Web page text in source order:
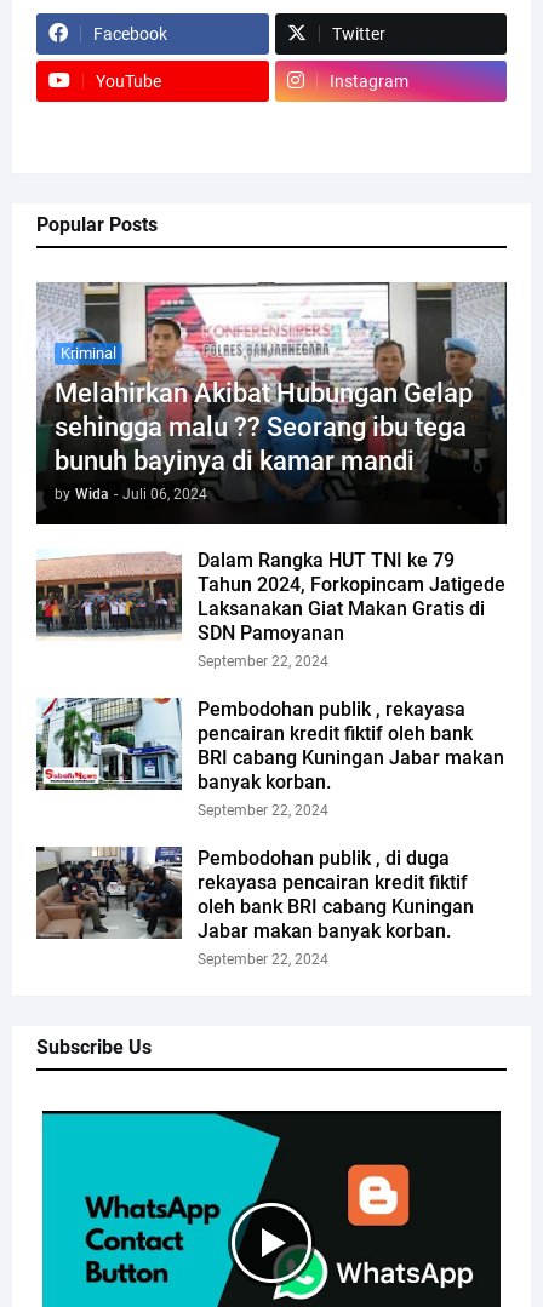
Facebook Twitter
YouTube Instagram
Popular Posts
Kriminal
Melahirkan Akibat Hubungan Gelap
sehingga malu ?? Seorang ibu tega
bunuh bayinya di kamar mandi
by Wida - Juli 06, 2024
Dalam Rangka HUT TNI ke 79
Tahun 2024, Forkopincam Jatigede
Laksanakan Giat Makan Gratis di
SDN Pamoyanan
September 22, 2024
Pembodohan publik , rekayasa
pencairan kredit fiktif oleh bank
BRI cabang Kuningan Jabar makan
banyak korban.
September 22, 2024
Pembodohan publik , di duga
rekayasa pencairan kredit fiktif
oleh bank BRI cabang Kuningan
Jabar makan banyak korban.
September 22, 2024
Subscribe Us